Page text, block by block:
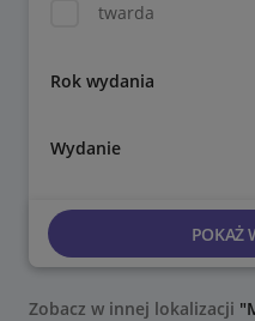
twarda
Rok wydania
Wydanie
POKAŻ
Zobacz w innej lokalizacji